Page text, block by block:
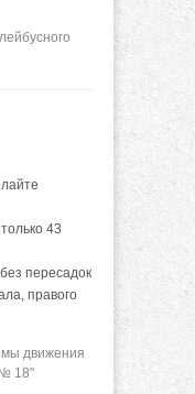
43
пересадок
правого
движения
18"